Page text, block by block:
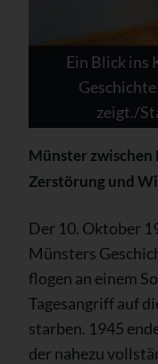
Ein Blick ins
zeigt./
Münster
Zerstörung und
Der 10. Oktober
Münsters
flogen an einem
Tagesangriff auf
starben. 1945
der nahezu